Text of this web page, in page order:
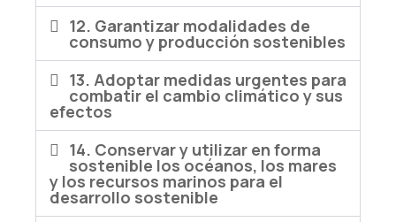
12. Garantizar modalidades de
consumo y producción sostenibles
13. Adoptar medidas urgentes para
combatir el cambio climático y sus
efectos
14. Conservar y utilizar en forma
sostenible los océanos, los mares
y los recursos marinos para el
desarrollo sostenible